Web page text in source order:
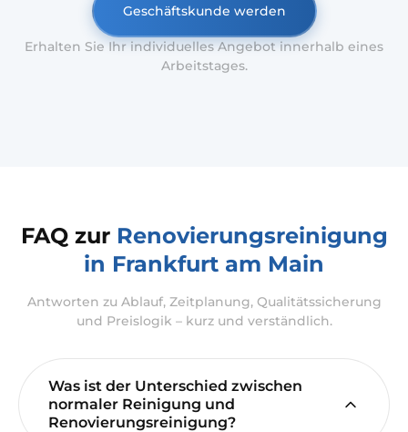
Geschäftskunde werden
Erhalten Sie Ihr individuelles Angebot innerhalb eines
Arbeitstages.
FAQ zur Renovierungsreinigung
in Frankfurt am Main
Antworten zu Ablauf, Zeitplanung, Qualitätssicherung
und Preislogik – kurz und verständlich.
Was ist der Unterschied zwischen
normaler Reinigung und
Renovierungsreinigung?